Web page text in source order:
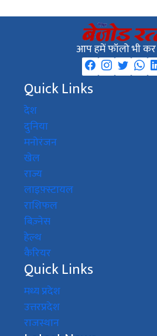
आप हमें फॉलो भी
Quick Links
देश
दुनिया
मनोरंजन
खेल
राज्य
लाइफ़्स्टायल
राशिफल
बिज़्नेस
हेल्थ
कैरियर
Quick Links
मध्य प्रदेश
उत्तरप्रदेश
राजस्थान